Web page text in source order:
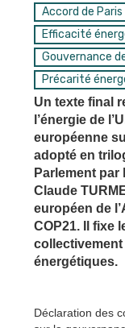
Accord de Paris
Efficacité
Gouvernance
Précarité
Un texte final
l’énergie de
européenne
adopté en
Parlement par
Claude
européen de
COP21. Il fixe
énergétiques.
Déclaration des